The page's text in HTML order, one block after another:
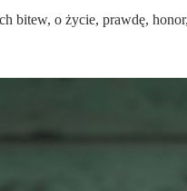
o życie, prawdę,